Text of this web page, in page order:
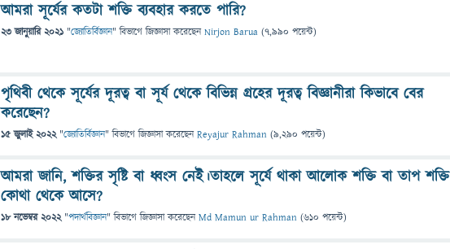
আমরা সূর্যের কতটা শক্তি ব্যবহার করতে পারি?
23 জানুয়ারি 2021 "জ্যোতির্বিজ্ঞান" বিভাগে জিজ্ঞাসাকরেছেনNirjon Barua (7,990 পয়েন্ট)
পৃথিবী থেকে সূর্যের দূরত্ব বা সূর্য থেকে বিভিন্ন গ্রহের দূরত্ব বিজ্ঞানীরা কিভাবে বের
করেছেন?
15 জুলাই 2022 "জ্যোতির্বিজ্ঞান" বিভাগে জিজ্ঞাসাকরেছেনReyajur Rahman (9,290 পয়েন্ট)
আমরা জানি, শক্তির সৃষ্টি বা ধ্বংস নেই।তাহলে সূর্যে থাকা আলোক শক্তি বা তাপ শক্তি
কোথা থেকে আসে?
18 নভেম্বর 2022 "পদার্থবিজ্ঞান" বিভাগে জিজ্ঞাসাকরেছেনMd Mamun ur Rahman (610 পয়েন্ট)